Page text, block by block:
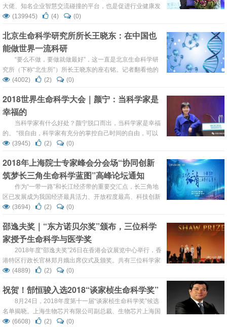
大佬、知名企业智慧交流碰撞的平台，也是促进行业健康发
展的重要力量，《转》访致力于打造转化医学领域最知名的
间请到复旦大学生命科学学院卢大儒教授接受采访，卢大儒
教授作为此次大会的主席，多年来作为分子诊断领域的研究
者，他也在本次大会主论坛上做了题为《单倍型分...
(139945) (4) (0)
北京生命科学研究所所长王晓东：在中国也
能做世界一流科研
“要么不做，要做就做最好”，这一直是北京生命科学研
究所（下称“北生所”）所长王晓东的座右铭。记者翻看他的
履历，发现其人生轨迹正如这一座右铭所言，无论做管理还
科学技术和生物医药产业发展的贡献，王晓东获得第三届北
京市华侨华人“京华奖”。 自2003年起，王晓东负责筹建北生
所。作...
(4002) (2) (0)
2018世界生命科学大会｜颜宁：当科学家是
幸福的
当科学家有什么好处？颜宁脱口而出，当科学家是幸福
的。 “很自由，科学家有充分的掌控自己时间的自由，可以
自主安排工作和休闲时间，这也是很多科学家之所以放弃高
的原因之一。”颜宁的解释很简单。 10月29日，原清华大学
生命科学学院教授、现普林斯顿大学分...
(3945) (2) (0)
2018年上海院士专家峰会分会场“协同创新
筑梦长三角生命科学蓝图”高峰论坛通知
作为“一带一路”和长江经济带的重要交汇点，长三角地
区已发展成为我国经济最具活力、开放程度最高、科技创新
能力最强、产业体系最完备、要素流动最便捷的区域之一。
际，2018年上海院士专家峰会以“新时代使命，长三角协同
创新再出发”为主题，举办系列活动，其中由浦东新区生物
产业行业协会承办的分会场以“协同创新 ...
(3694) (2) (0)
邵逸夫奖｜“东方诺贝尔奖”颁布，三位科学
家授予生命科学与医学奖
2018年度“邵逸夫奖”26日在香港会议展览中心举行，香
港特区行政长官林郑月娥出席仪式及颁奖。共有三位科学家
分别获颁天文学奖、生命科学与医学奖以及数学科学奖，每
影 天文学奖授予法国国家科学研究中心及法国巴黎-萨克雷
大学奥赛太空天体物理研究所研究员尚-卢·普...
(4889) (2) (0)
祝贺！郜恒骏入选2018“谈家桢生命科学奖”
8月24日，2018年度第十一届“谈家桢生命科学奖”候选
名单揭晓。上海生物芯片有限公司副总裁、生物芯片上海国
家工程研究中心主任、上海芯超生物科技有限公司总经理郜
(6608) (2) (0)